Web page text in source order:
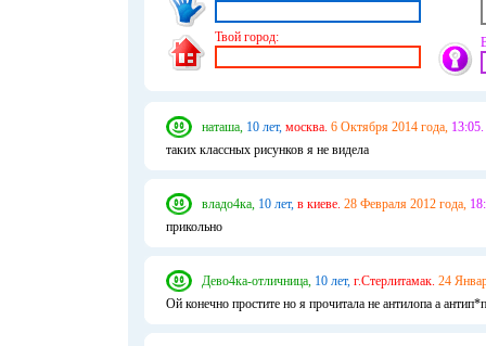
Твой город:
наташа, 10 лет, москва. 6 Октября 2014 года, 13:05.
таких классных рисунков я не видела
владо4ка, 10 лет, в киеве. 28 Февраля 2012 года,
прикольно
Дево4ка-отличница, 10 лет, г.Стерлитамак. 24
Ой конечно простите но я прочитала не антилопа а